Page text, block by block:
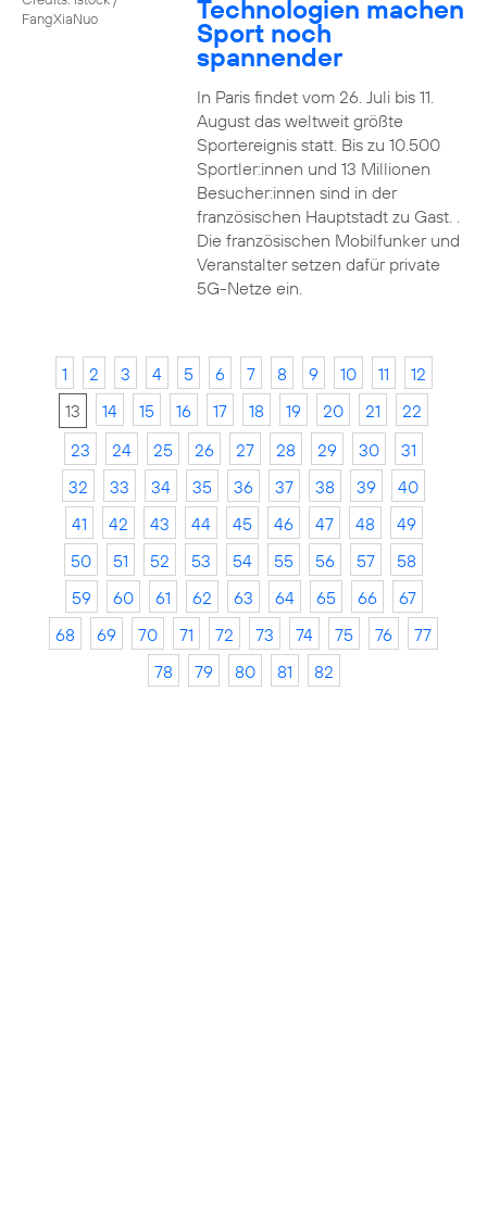
FangXiaNuo
Technologien machen
Sport noch
spannender
In Paris findet vom 26. Juli bis 11.
August das weltweit größte
Sportereignis statt. Bis zu 10.500
Sportler:innen und 13 Millionen
Besucher:innen sind in der
französischen Hauptstadt zu Gast. .
Die französischen Mobilfunker und
Veranstalter setzen dafür private
5G-Netze ein.
1 2 3 4 5 6 7 8 9 10 11
12
13
14 15 16 17 18 19 20 21
22
23
24 25 26 27 28 29 30
31
32
33 34 35 36 37 38 39
40
41
42 43 44 45 46 47 48
49
50
51 52 53 54 55 56 57
58
59
60 61 62 63 64 65 66
67
68
69 70 71 72 73 74 75 76
77
78
79 80 81 82